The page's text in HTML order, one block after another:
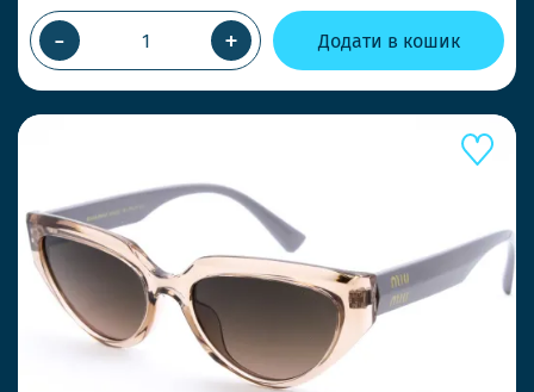
- + Додати в кошик